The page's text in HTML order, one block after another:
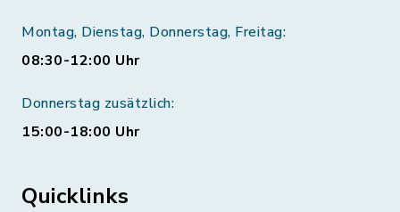
Montag, Dienstag, Donnerstag, Freitag:
08:30-12:00 Uhr
Donnerstag zusätzlich:
15:00-18:00 Uhr
Quicklinks